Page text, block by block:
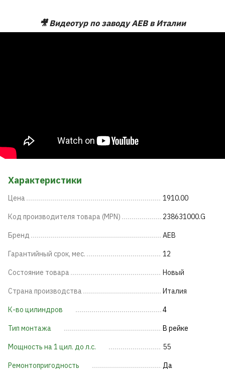
🎥 Видеотур по заводу AEB в Италии
Характеристики
Цена 1910.00
Код производителя товара (MPN) 238631000.G
Бренд AEB
Гарантийный срок, мес. 12
Состояние товара Новый
Страна производства Италия
К-во цилиндров 4
Тип монтажа В рейке
Мощность на 1 цил. до л.с. 55
Ремонтопригодность Да